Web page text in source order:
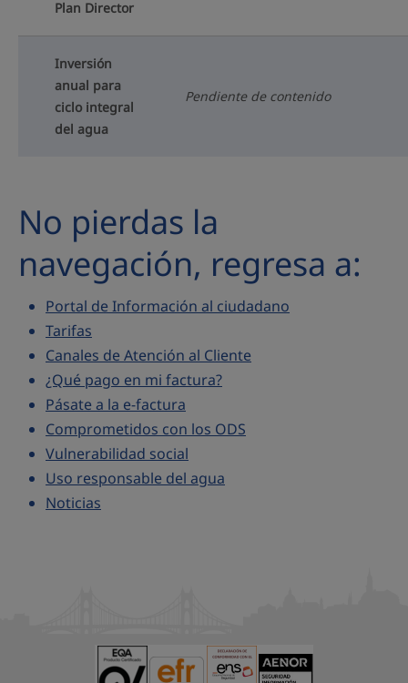
Plan Director
Inversión
anual para
ciclo integral
del agua
Pendiente de contenido
No pierdas la
navegación, regresa a:
Portal de Información al ciudadano
Tarifas
Canales de Atención al Cliente
¿Qué pago en mi factura?
Pásate a la e-factura
Comprometidos con los ODS
Vulnerabilidad social
Uso responsable del agua
Noticias